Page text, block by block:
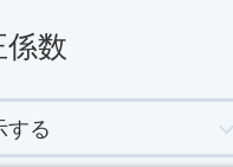
数
する